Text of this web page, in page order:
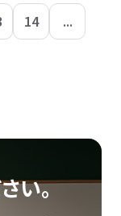
14
...
い。